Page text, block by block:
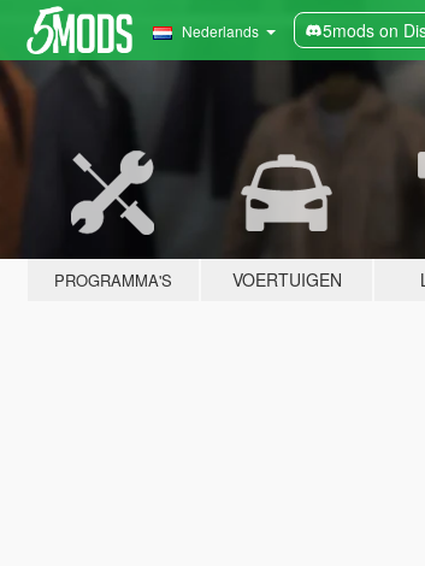
Nederlands 5mods on
PROGRAMMA'S VOERTUIGEN